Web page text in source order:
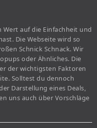
auf die Einfachheit und
Die Webseite wird so
Schnick Schnack. Wir
oder Ähnliches. Die
der wichtigsten Faktoren
Solltest du dennoch
Darstellung eines Deals,
uns auch über Vorschläge